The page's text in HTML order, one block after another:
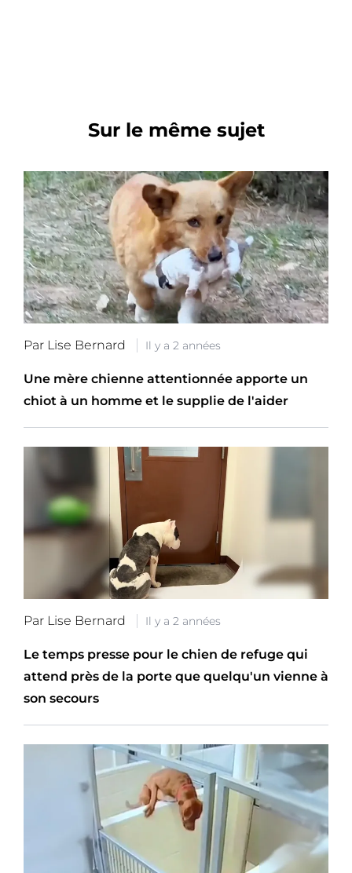
Sur le même sujet
Par Lise Bernard Il y a 2 années
Une mère chienne attentionnée apporte un
chiot à un homme et le supplie de l'aider
Par Lise Bernard Il y a 2 années
Le temps presse pour le chien de refuge qui
attend près de la porte que quelqu'un vienne à
son secours